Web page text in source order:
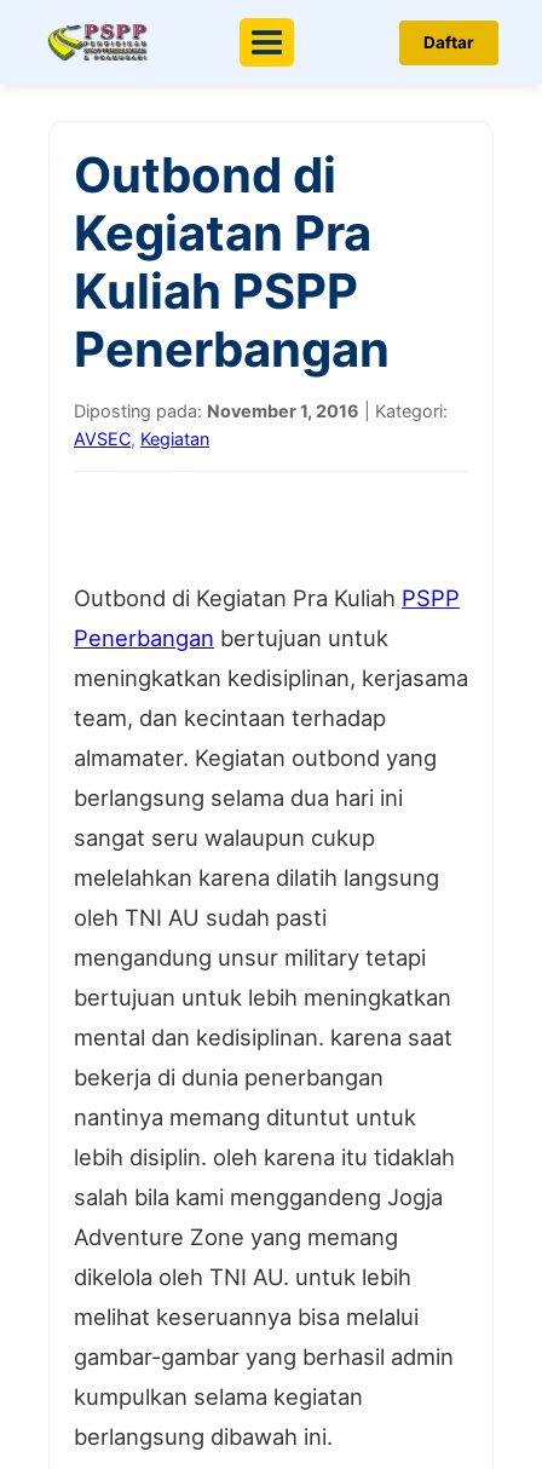
Menu Daftar
Outbond di
Kegiatan Pra
Kuliah PSPP
Penerbangan
Diposting pada: November 1, 2016 | Kategori:
AVSEC, Kegiatan
Outbond di Kegiatan Pra Kuliah PSPP
Penerbangan bertujuan untuk
meningkatkan kedisiplinan, kerjasama
team, dan kecintaan terhadap
almamater. Kegiatan outbond yang
berlangsung selama dua hari ini
sangat seru walaupun cukup
melelahkan karena dilatih langsung
oleh TNI AU sudah pasti
mengandung unsur military tetapi
bertujuan untuk lebih meningkatkan
mental dan kedisiplinan. karena saat
bekerja di dunia penerbangan
nantinya memang dituntut untuk
lebih disiplin. oleh karena itu tidaklah
salah bila kami menggandeng Jogja
Adventure Zone yang memang
dikelola oleh TNI AU. untuk lebih
melihat keseruannya bisa melalui
gambar-gambar yang berhasil admin
kumpulkan selama kegiatan
berlangsung dibawah ini.